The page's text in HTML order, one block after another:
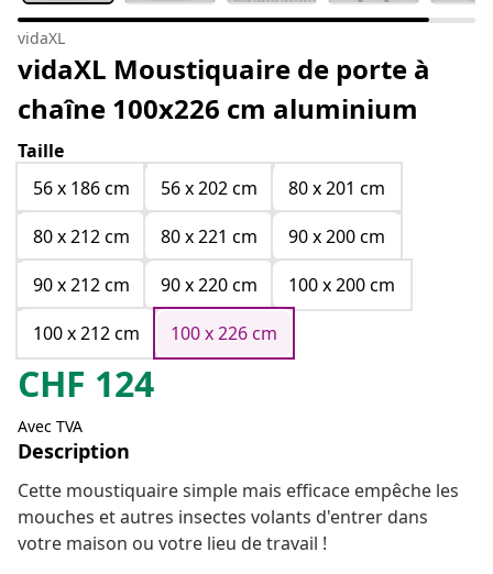
vidaXL
vidaXL Moustiquaire de porte à
chaîne 100x226 cm aluminium
Taille
56 x 186 cm
56 x 202 cm
80 x 201 cm
80 x 212 cm
80 x 221 cm
90 x 200 cm
90 x 212 cm
90 x 220 cm
100 x 200 cm
100 x 212 cm
100 x 226 cm
CHF 124
Avec TVA
Description
Cette moustiquaire simple mais efficace empêche les
mouches et autres insectes volants d'entrer dans
votre maison ou votre lieu de travail !